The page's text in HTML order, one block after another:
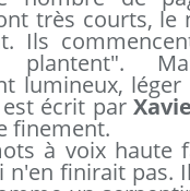
très courts, le
Ils
lumineux,
écrit par
finement.
à voix haute
n'en finirait pas.